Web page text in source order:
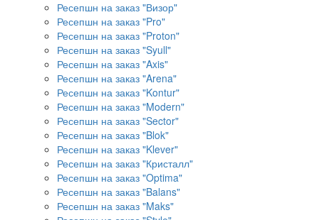
Ресепшн на заказ "Визор"
Ресепшн на заказ "Pro"
Ресепшн на заказ "Proton"
Ресепшн на заказ "Syull"
Ресепшн на заказ "Axis"
Ресепшн на заказ "Arena"
Ресепшн на заказ "Kontur"
Ресепшн на заказ "Modern"
Ресепшн на заказ "Sector"
Ресепшн на заказ "Blok"
Ресепшн на заказ "Klever"
Ресепшн на заказ "Кристалл"
Ресепшн на заказ "Optima"
Ресепшн на заказ "Balans"
Ресепшн на заказ "Maks"